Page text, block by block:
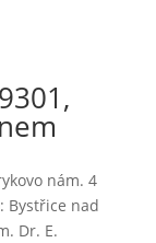
nám. 4
Bystřice nad
Dr. E.